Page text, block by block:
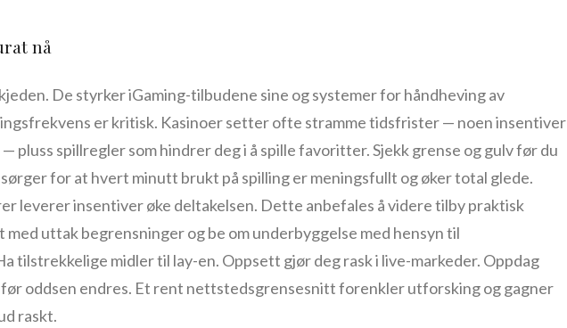
nå
De styrker iGaming-tilbudene sine og systemer for håndheving av
er kritisk. Kasinoer setter ofte stramme tidsfrister — noen insentiver
pluss spillregler som hindrer deg i å spille favoritter. Sjekk grense og gulv før du
for at hvert minutt brukt på spilling er meningsfullt og øker total glede.
leverer insentiver øke deltakelsen. Dette anbefales å videre tilby praktisk
uttak begrensninger og be om underbyggelse med hensyn til
tilstrekkelige midler til lay-en. Oppsett gjør deg rask i live-markeder. Oppdag
oddsen endres. Et rent nettstedsgrensesnitt forenkler utforsking og gagner
raskt.